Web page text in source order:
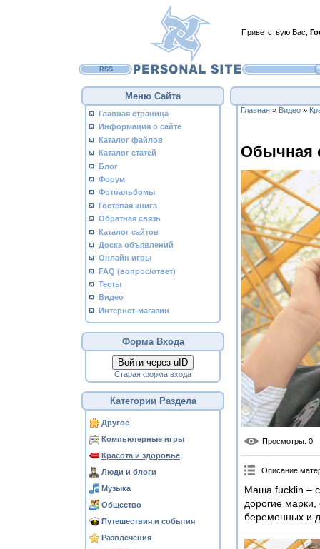
Приветствую Вас
RSS
Меню Сайта
Главная страница
Информация о сайте
Каталог файлов
Каталог статей
Блог
Форум
Фотоальбомы
Гостевая книга
Обратная связь
Каталог сайтов
Доска объявлений
Онлайн игры
FAQ (вопрос/ответ)
Тесты
Видео
Интернет-магазин
Форма Входа
Войти через uID
Старая форма входа
Категории Раздела
Другое
Компьютерные игры
Красота и здоровье
Люди и блоги
Музыка
Общество
Путешествия и события
Развлечения
Главная» Видео»
Обычная
Просмотры: 0
Описание
Маша fucklin –
дорогие
беременных и